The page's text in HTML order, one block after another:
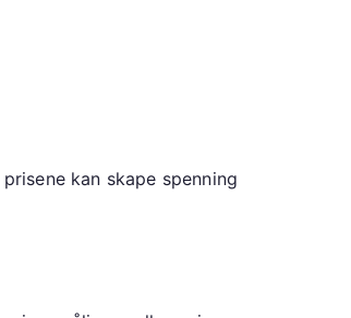
kan skape spenning